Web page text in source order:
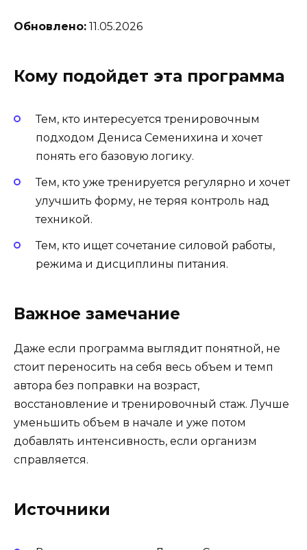
Обновлено: 11.05.2026
Кому подойдет эта программа
Тем, кто интересуется тренировочным
подходом Дениса Семенихина и хочет
понять его базовую логику.
Тем, кто уже тренируется регулярно и хочет
улучшить форму, не теряя контроль над
техникой.
Тем, кто ищет сочетание силовой работы,
режима и дисциплины питания.
Важное замечание
Даже если программа выглядит понятной, не
стоит переносить на себя весь объем и темп
автора без поправки на возраст,
восстановление и тренировочный стаж. Лучше
уменьшить объем в начале и уже потом
добавлять интенсивность, если организм
справляется.
Источники